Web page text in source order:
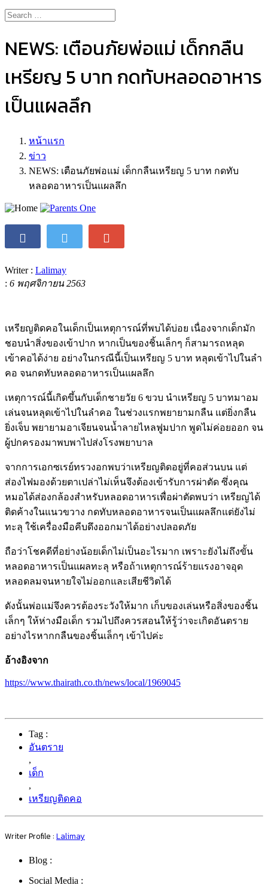
NEWS: เตือนภัยพ่อแม่ เด็กกลืน
เหรียญ 5 บาท กดทับหลอดอาหาร
เป็นแผลลึก
หน้าแรก
ข่าว
NEWS: เตือนภัยพ่อแม่ เด็กกลืนเหรียญ 5 บาท กดทับ
หลอดอาหารเป็นแผลลึก
Writer : Lalimay
: 6 พฤศจิกายน 2563
เหรียญติดคอในเด็กเป็นเหตุการณ์ที่พบได้บ่อย เนื่องจากเด็กมัก
ชอบนำสิ่งของเข้าปาก หากเป็นของชิ้นเล็กๆ ก็สามารถหลุด
เข้าคอได้ง่าย อย่างในกรณีนี้เป็นเหรียญ 5 บาท หลุดเข้าไปในลำ
คอ จนกดทับหลอดอาหารเป็นแผลลึก
เหตุการณ์นี้เกิดขึ้นกับเด็กชายวัย 6 ขวบ นำเหรียญ 5 บาทมาอม
เล่นจนหลุดเข้าไปในลำคอ ในช่วงแรกพยายามกลืน แต่ยิ่งกลืน
ยิ่งเจ็บ พยายามอาเจียนจนน้ำลายไหลฟูมปาก พูดไม่ค่อยออก จน
ผู้ปกครองมาพบพาไปส่งโรงพยาบาล
จากการเอกซเรย์ทรวงอกพบว่าเหรียญติดอยู่ที่คอส่วนบน แต่
ส่องไฟมองด้วยตาเปล่าไม่เห็นจึงต้องเข้ารับการผ่าตัด ซึ่งคุณ
หมอได้ส่องกล้องสำหรับหลอดอาหารเพื่อผ่าตัดพบว่า เหรียญได้
ติดค้างในแนวขวาง กดทับหลอดอาหารจนเป็นแผลลึกแต่ยังไม่
ทะลุ ใช้เครื่องมือคีบดึงออกมาได้อย่างปลอดภัย
ถือว่าโชคดีที่อย่างน้อยเด็กไม่เป็นอะไรมาก เพราะยังไม่ถึงขั้น
หลอดอาหารเป็นแผลทะลุ หรือถ้าเหตุการณ์ร้ายแรงอาจอุด
หลอดลมจนหายใจไม่ออกและเสียชีวิตได้
ดังนั้นพ่อแม่จึงควรต้องระวังให้มาก เก็บของเล่นหรือสิ่งของชิ้น
เล็กๆ ให้ห่างมือเด็ก รวมไปถึงควรสอนให้รู้ว่าจะเกิดอันตราย
อย่างไรหากกลืนของชิ้นเล็กๆ เข้าไปค่ะ
อ้างอิงจาก
https://www.thairath.co.th/news/local/1969045
Tag :
อันตราย
,
เด็ก
,
เหรียญติดคอ
Writer Profile : Lalimay
Blog :
Social Media :